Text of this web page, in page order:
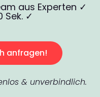
aus Experten ✓
Sek. ✓
anfragen!
& unverbindlich.